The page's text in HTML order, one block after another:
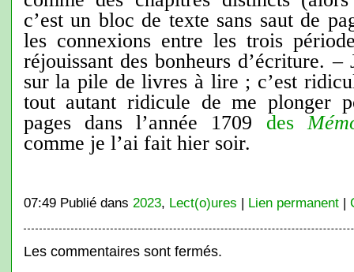
c’est un bloc de texte sans saut de
les connexions entre les trois
réjouissant des bonheurs d’écriture. –
sur la pile de livres à lire ; c’est
tout autant ridicule de me plonger
pages dans l’année 1709 des
comme je l’ai fait hier soir.
07:49 Publié dans 2023, Lect(o)ures | Lien permanent|
Les commentaires sont fermés.